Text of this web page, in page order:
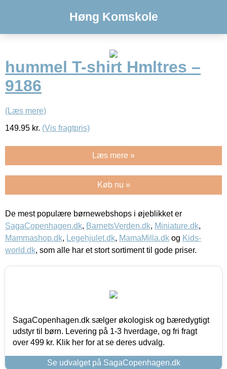
Høng Komskole
hummel T-shirt Hmltres –
9186
(Læs mere)
149.95 kr. (Vis fragtpris)
Læs mere »
Køb nu »
De mest populære børnewebshops i øjeblikket er
SagaCopenhagen.dk, BarnetsVerden.dk, Miniature.dk,
Mammashop.dk, Legehjulet.dk, MamaMilla.dk og Kids-
world.dk, som alle har et stort sortiment til gode priser.
SagaCopenhagen.dk sælger økologisk og bæredygtigt
udstyr til børn. Levering på 1-3 hverdage, og fri fragt
over 499 kr. Klik her for at se deres udvalg.
Se udvalget på SagaCopenhagen.dk